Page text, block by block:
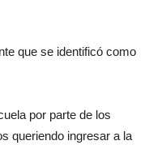
que se identificó como
por parte de los
queriendo ingresar a la